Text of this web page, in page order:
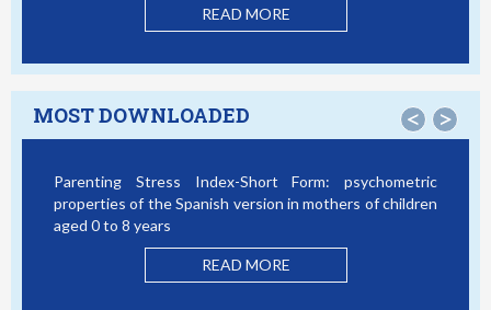
READ MORE
MOST DOWNLOADED < >
Parenting Stress Index-Short Form: psychometric
properties of the Spanish version in mothers of children
aged 0 to 8 years
READ MORE